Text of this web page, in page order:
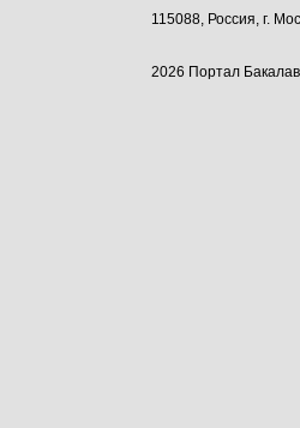
115088, Россия, г.
2026 Портал